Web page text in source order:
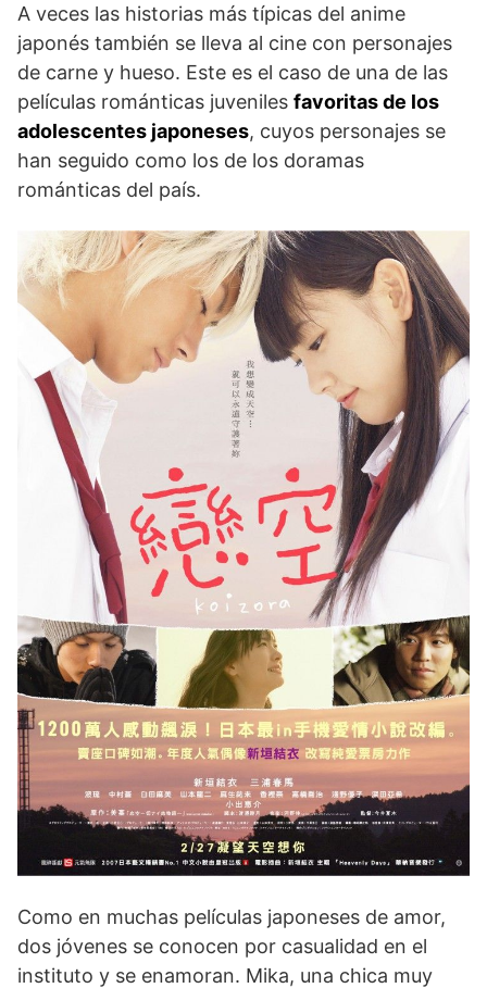
A veces las historias más típicas del anime
japonés también se lleva al cine con personajes
de carne y hueso. Este es el caso de una de las
películas románticas juveniles favoritas de los
adolescentes japoneses, cuyos personajes se
han seguido como los de los doramas
románticas del país.
Como en muchas películas japoneses de amor,
dos jóvenes se conocen por casualidad en el
instituto y se enamoran. Mika, una chica muy